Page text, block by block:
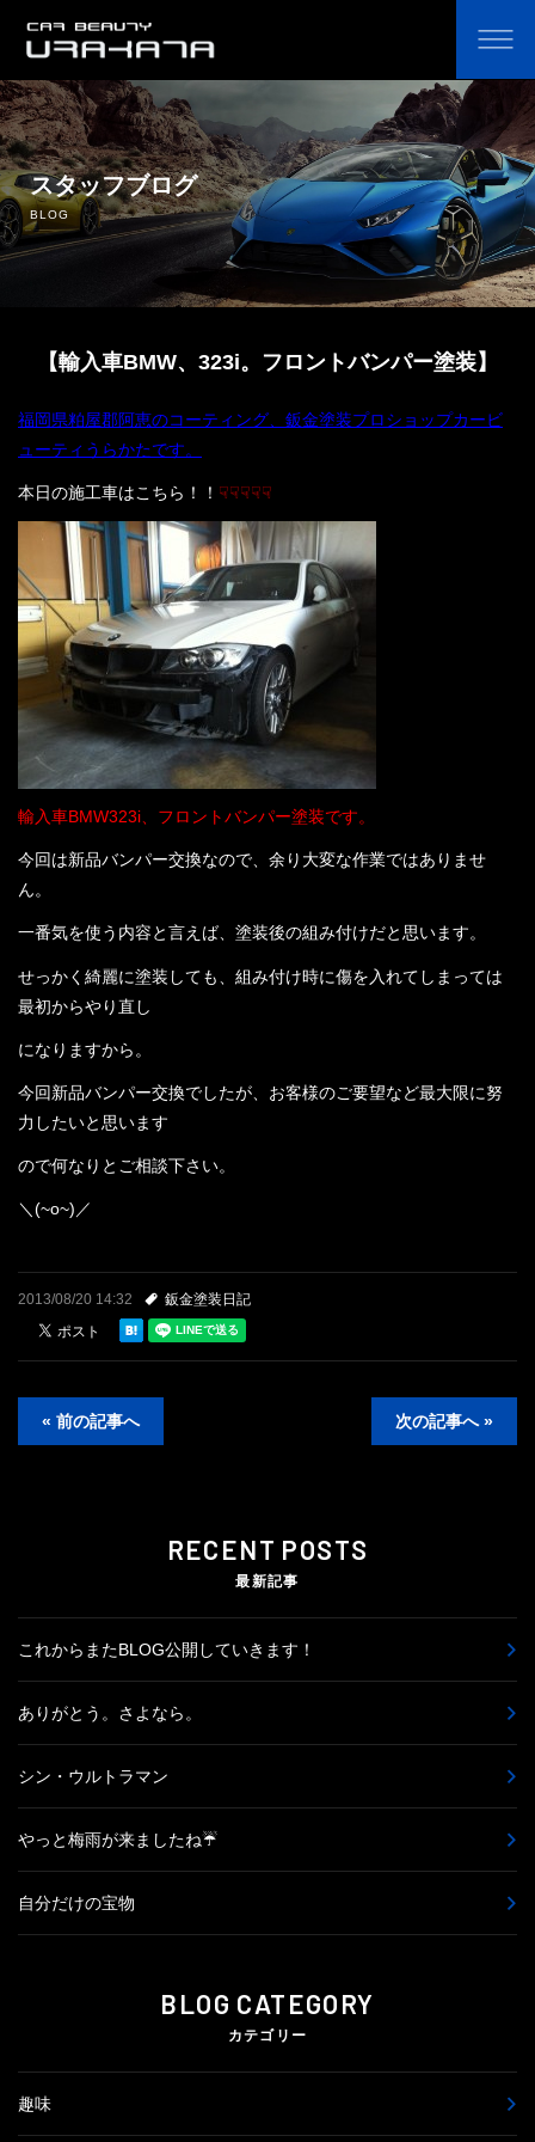
ホーム
オリジナルカーコーティング剤の通販
コーティングのこだわり・費用
コーティングの流れ
よくあるご質問
鈑金塗装
中古車販売
店舗案内
プライバシーポリシー
お問い合わせ
コーティングギャラリー
最新情報
スタッフブログ
スタッフブログ
BLOG
【輸入車BMW、323i。フロントバンパー塗装】
福岡県粕屋郡阿恵のコーティング、鈑金塗装プロショップカービ
ューティうらかたです。
本日の施工車はこちら！！ ☟☟☟☟☟
輸入車BMW323i、フロントバンパー塗装です。
今回は新品バンパー交換なので、余り大変な作業ではありませ
ん。
一番気を使う内容と言えば、塗装後の組み付けだと思います。
せっかく綺麗に塗装しても、組み付け時に傷を入れてしまっては
最初からやり直し
になりますから。
今回新品バンパー交換でしたが、お客様のご要望など最大限に努
力したいと思います
ので何なりとご相談下さい。
＼(~o~)／
2013/08/20 14:32 鈑金塗装日記
« 前の記事へ 次の記事へ »
RECENT POSTS
最新記事
これからまたBLOG公開していきます！
ありがとう。さよなら。
シン・ウルトラマン
やっと梅雨が来ましたね☔
自分だけの宝物
BLOG CATEGORY
カテゴリー
趣味